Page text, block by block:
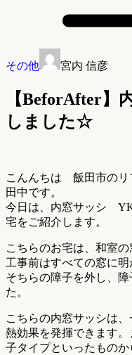
その他 宮内 信彦
【BeforAfter】
しました☆
こんんちは 飯田市の
田中です。
今日は、内窓サッシ
宅をご紹介します。
こちらのお宅は、和室
工事前はすべての窓に明
そちらの障子を外し、
た。
こちらの内窓サッシは
熱効果を発揮できます
子タイプといったもの